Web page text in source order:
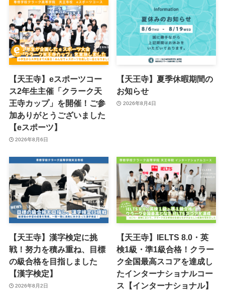
【天王寺】eスポーツコー
ス2年生主催「クラーク天
王寺カップ」を開催！ご参
加ありがとうございました
【eスポーツ】
2026年8月6日
【天王寺】夏季休暇期間の
お知らせ
2026年8月4日
【天王寺】漢字検定に挑
戦！努力を積み重ね、目標
の級合格を目指しました
【漢字検定】
2026年8月2日
【天王寺】IELTS 8.0・英
検1級・準1級合格！クラー
ク全国最高スコアを達成し
たインターナショナルコー
ス【インターナショナル】